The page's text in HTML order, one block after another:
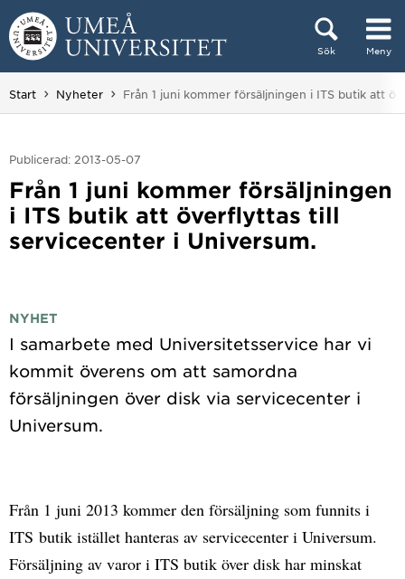
Hoppa direkt till innehållet
Sök Meny
Huvudmenyn dold.
Start Nyheter Du är här:
Från 1 juni kommer försäljningen i ITS butik att
Publicerad: 2013-05-07
Från 1 juni kommer försäljningen
i ITS butik att överflyttas till
servicecenter i Universum.
NYHET
I samarbete med Universitetsservice har vi
kommit överens om att samordna
försäljningen över disk via servicecenter i
Från 1 juni 2013 kommer den försäljning som funnits i
ITS butik istället hanteras av servicecenter i Universum.
Försäljning av varor i ITS butik över disk har minskat